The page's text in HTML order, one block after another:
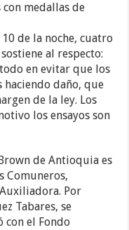
medallas de
de la noche, cuatro
al respecto:
en evitar que los
haciendo daño, que
de la ley. Los
los ensayos son
de Antioquia es
Comuneros,
Por
Tabares, se
con el Fondo